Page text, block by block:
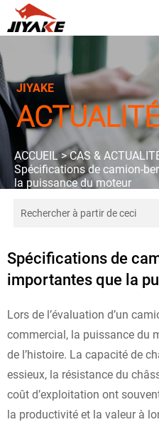
JIYAKE
ACCUEIL>CAS &
Spécifications de camion-
la puissance du moteur
Spécifications de
importantes que la
Lors de l’évaluation d’un
commercial, la puissance du
de l’histoire. La capacité de
essieux, la résistance du
coût d’exploitation ont
la productivité et la valeur à